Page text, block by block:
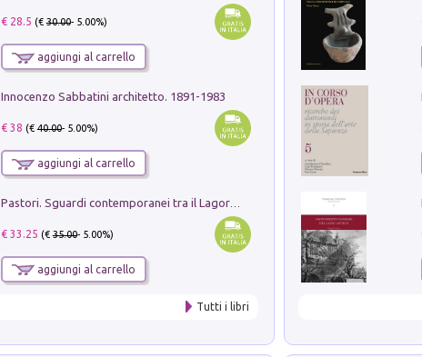
€ 28.5 (€30.00- 5.00%)
aggiungi al carrello
Innocenzo Sabbatini architetto. 1891-1983
€ 38 (€40.00- 5.00%)
aggiungi al carrello
Pastori. Sguardi contemporanei tra il Lagorai e la pianura. Ediz. illustrata
€ 33.25 (€35.00- 5.00%)
aggiungi al carrello
Tutti i libri